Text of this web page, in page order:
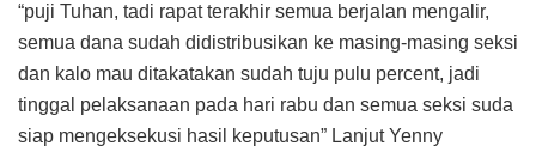
“puji Tuhan, tadi rapat terakhir semua berjalan mengalir,
semua dana sudah didistribusikan ke masing-masing seksi
dan kalo mau ditakatakan sudah tuju pulu percent, jadi
tinggal pelaksanaan pada hari rabu dan semua seksi suda
siap mengeksekusi hasil keputusan” Lanjut Yenny